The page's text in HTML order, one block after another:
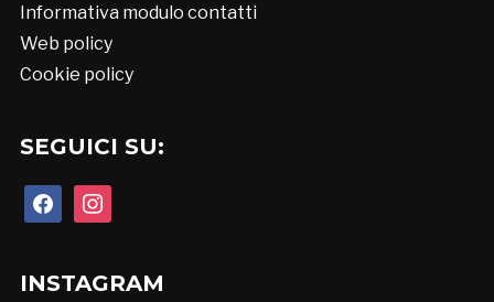
Informativa modulo contatti
Web policy
Cookie policy
SEGUICI SU:
facebookinstagram
INSTAGRAM